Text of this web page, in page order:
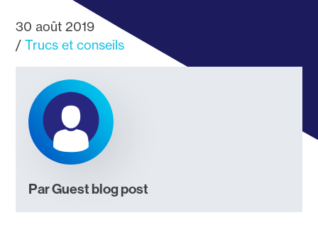
30 août 2019
Trucs et conseils
Par Guest blog post